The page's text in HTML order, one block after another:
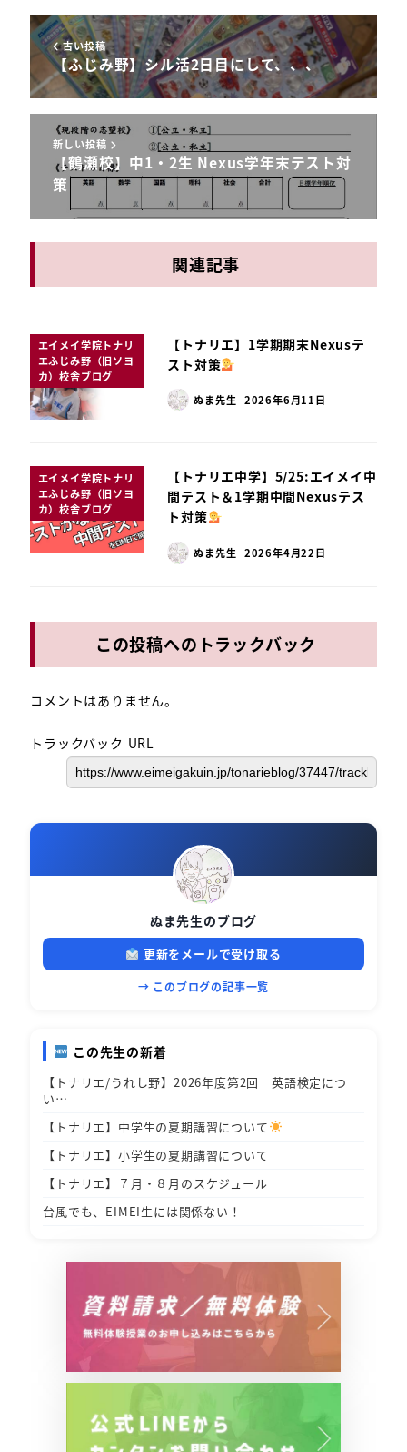
古い投稿
【ふじみ野】シル活2日目にして、、、
新しい投稿
【鶴瀬校】中1・2生 Nexus学年末テスト対
策
関連記事
エイメイ学院トナリ
エふじみ野（旧ソヨ
カ）校舎ブログ
【トナリエ】1学期期末Nexusテ
スト対策
ぬま先生 2026年6月11日
エイメイ学院トナリ
エふじみ野（旧ソヨ
カ）校舎ブログ
【トナリエ中学】5/25:エイメイ中
間テスト＆1学期中間Nexusテス
ト対策
ぬま先生 2026年4月22日
この投稿へのトラックバック
コメントはありません。
トラックバック URL
ぬま先生のブログ
更新をメールで受け取る
→ このブログの記事一覧
この先生の新着
【トナリエ/うれし野】2026年度第2回 英語検定につ
い…
【トナリエ】中学生の夏期講習について
【トナリエ】小学生の夏期講習について
【トナリエ】７月・８月のスケジュール
台風でも、EIMEI生には関係ない！